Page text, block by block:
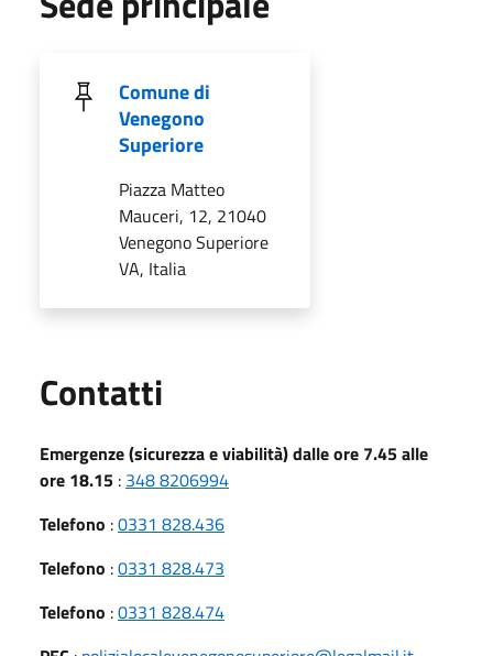
Comune di
Venegono
Superiore
Piazza Matteo
Mauceri, 12, 21040
Venegono Superiore
VA, Italia
Contatti
Emergenze (sicurezza e viabilità) dalle ore 7.45 alle
ore 18.15 : 348 8206994
Telefono :0331 828.436
Telefono :0331 828.473
Telefono :0331 828.474